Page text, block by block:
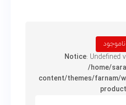
ناموجود
Notice: Undefined
/home/
content/themes/farnam/